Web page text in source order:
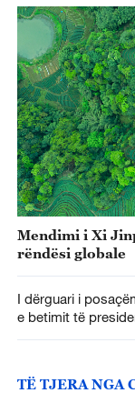
Mendimi i Xi
rëndësi globale
I dërguari i
e betimit të
TË TJERA NGA